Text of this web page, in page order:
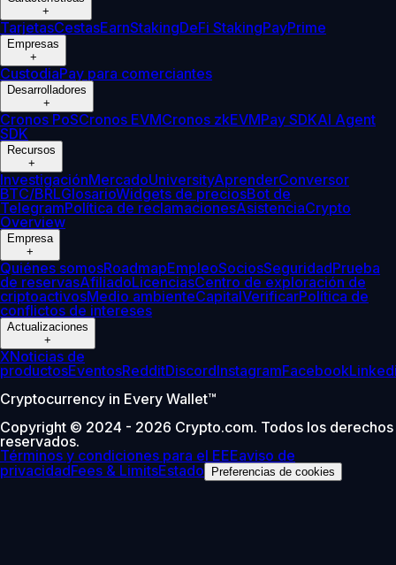
+
TarjetasCestasEarnStakingDeFi StakingPayPrime
Empresas
+
CustodiaPay para comerciantes
Desarrolladores
+
Cronos PoSCronos EVMCronos zkEVMPay SDKAI Agent
SDK
Recursos
+
InvestigaciónMercadoUniversityAprenderConversor
BTC/BRLGlosarioWidgets de preciosBot de
TelegramPolítica de reclamacionesAsistenciaCrypto
Overview
Empresa
+
Quiénes somosRoadmapEmpleoSociosSeguridadPrueba
de reservasAfiliadoLicenciasCentro de exploración de
criptoactivosMedio ambienteCapitalVerificarPolítica de
conflictos de intereses
Actualizaciones
+
XNoticias de
productosEventosRedditDiscordInstagramFacebook
Cryptocurrency in Every Wallet™
Copyright © 2024 - 2026 Crypto.com. Todos los derechos
reservados.
Términos y condiciones para el EEEaviso de
privacidadFees & LimitsEstado Preferencias de cookies